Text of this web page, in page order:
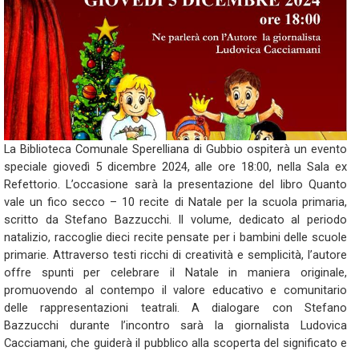
La Biblioteca Comunale Sperelliana di Gubbio ospiterà un evento
speciale giovedì 5 dicembre 2024, alle ore 18:00, nella Sala ex
Refettorio. L’occasione sarà la presentazione del libro Quanto
vale un fico secco – 10 recite di Natale per la scuola primaria,
scritto da Stefano Bazzucchi. Il volume, dedicato al periodo
natalizio, raccoglie dieci recite pensate per i bambini delle scuole
primarie. Attraverso testi ricchi di creatività e semplicità, l’autore
offre spunti per celebrare il Natale in maniera originale,
promuovendo al contempo il valore educativo e comunitario
delle rappresentazioni teatrali. A dialogare con Stefano
Bazzucchi durante l’incontro sarà la giornalista Ludovica
Cacciamani, che guiderà il pubblico alla scoperta del significato e